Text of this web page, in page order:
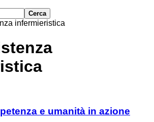
infermieristica
e umanità in azione